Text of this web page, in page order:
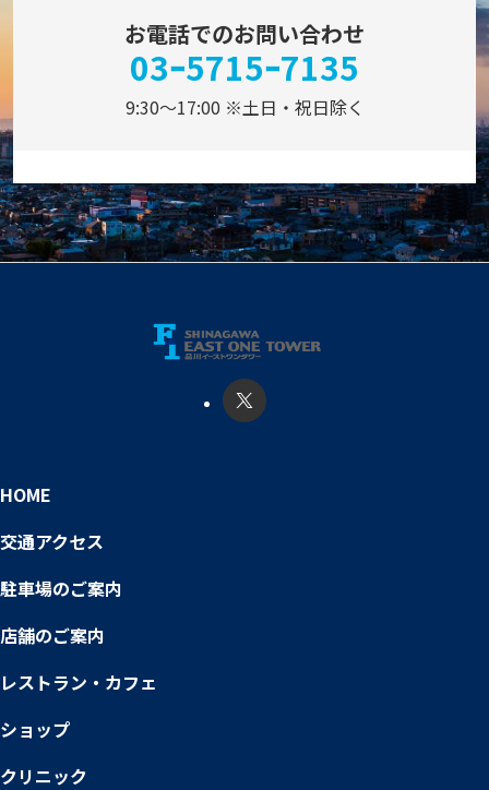
お電話でのお問い合わせ
03ｰ5715ｰ7135
9:30～17:00 ※土日・祝日除く
HOME
交通アクセス
駐車場のご案内
店舗のご案内
レストラン・カフェ
ショップ
クリニック